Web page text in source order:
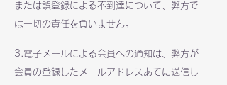
または誤登録による不到達について、弊方で
は一切の責任を負いません。
3.電子メールによる会員への通知は、弊方が
会員の登録したメールアドレスあてに送信し